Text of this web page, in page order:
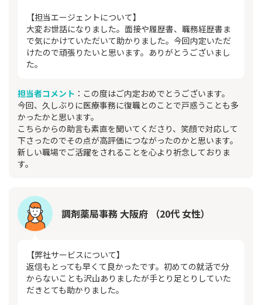
【担当エージェントについて】
大変お世話になりました。面接や履歴書、職務経歴書ま
で気にかけていただいて助かりました。今回内定いただ
けたので頑張りたいと思います。ありがとうございまし
た。
担当者コメント ：この度はご内定おめでとうございます。
今回、久しぶりに医療事務に復職とのことで戸惑うことも多
かったかと思います。
こちらからの助言も素直を聞いてくださり、笑顔で対応して
下さったのでその点が高評価につながったのかと思います。
新しい職場でご活躍をされることを心より祈念しておりま
す。
調剤薬局事務 大阪府 （20代 女性）
【弊社サービスについて】
返信もとっても早くて良かったです。初めての就活で分
からないことも沢山ありましたが手とり足とりしていた
だきとても助かりました。